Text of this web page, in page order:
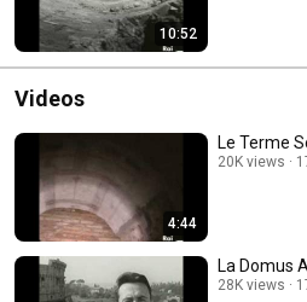
10:52
Videos
4:44
Le Terme
20K views
La Domus
28K views